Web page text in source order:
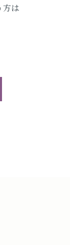
方は